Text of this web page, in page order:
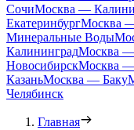
СочиМосква —
ЕкатеринбургМосква
Минеральные Воды
КалининградМосква —
НовосибирскМосква
КазаньМосква — Баку
Челябинск
Главная